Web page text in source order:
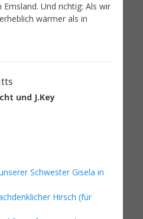
Und richtig: Als wir
wärmer als in
und J.Key
Schwester Gisela in
Hirsch (für